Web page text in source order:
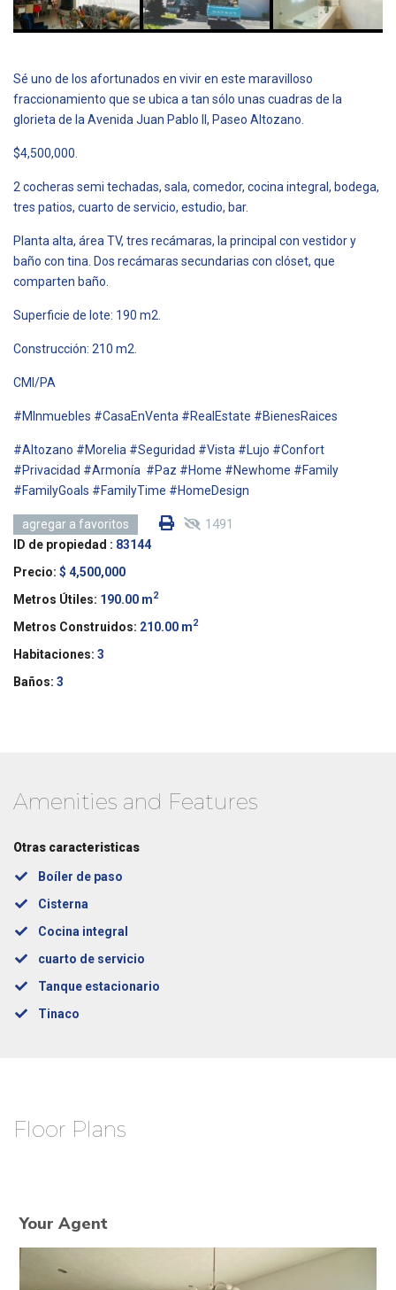
Sé uno de los afortunados en vivir en este maravilloso
fraccionamiento que se ubica a tan sólo unas cuadras de la
glorieta de la Avenida Juan Pablo II, Paseo Altozano.
$4,500,000.
2 cocheras semi techadas, sala, comedor, cocina integral, bodega,
tres patios, cuarto de servicio, estudio, bar.
Planta alta, área TV, tres recámaras, la principal con vestidor y
baño con tina. Dos recámaras secundarias con clóset, que
comparten baño.
Superficie de lote: 190 m2.
Construcción: 210 m2.
CMI/PA
#MInmuebles #CasaEnVenta #RealEstate #BienesRaices
#Altozano #Morelia #Seguridad #Vista #Lujo #Confort
#Privacidad #Armonía #Paz #Home #Newhome #Family
#FamilyGoals #FamilyTime #HomeDesign
agregar a favoritos 1491
ID de propiedad : 83144
Precio: $ 4,500,000
Metros Útiles: 190.00 m2
Metros Construidos: 210.00 m2
Habitaciones: 3
Baños: 3
Amenities and Features
Otras caracteristicas
Boíler de paso
Cisterna
Cocina integral
cuarto de servicio
Tanque estacionario
Tinaco
Floor Plans
Your Agent